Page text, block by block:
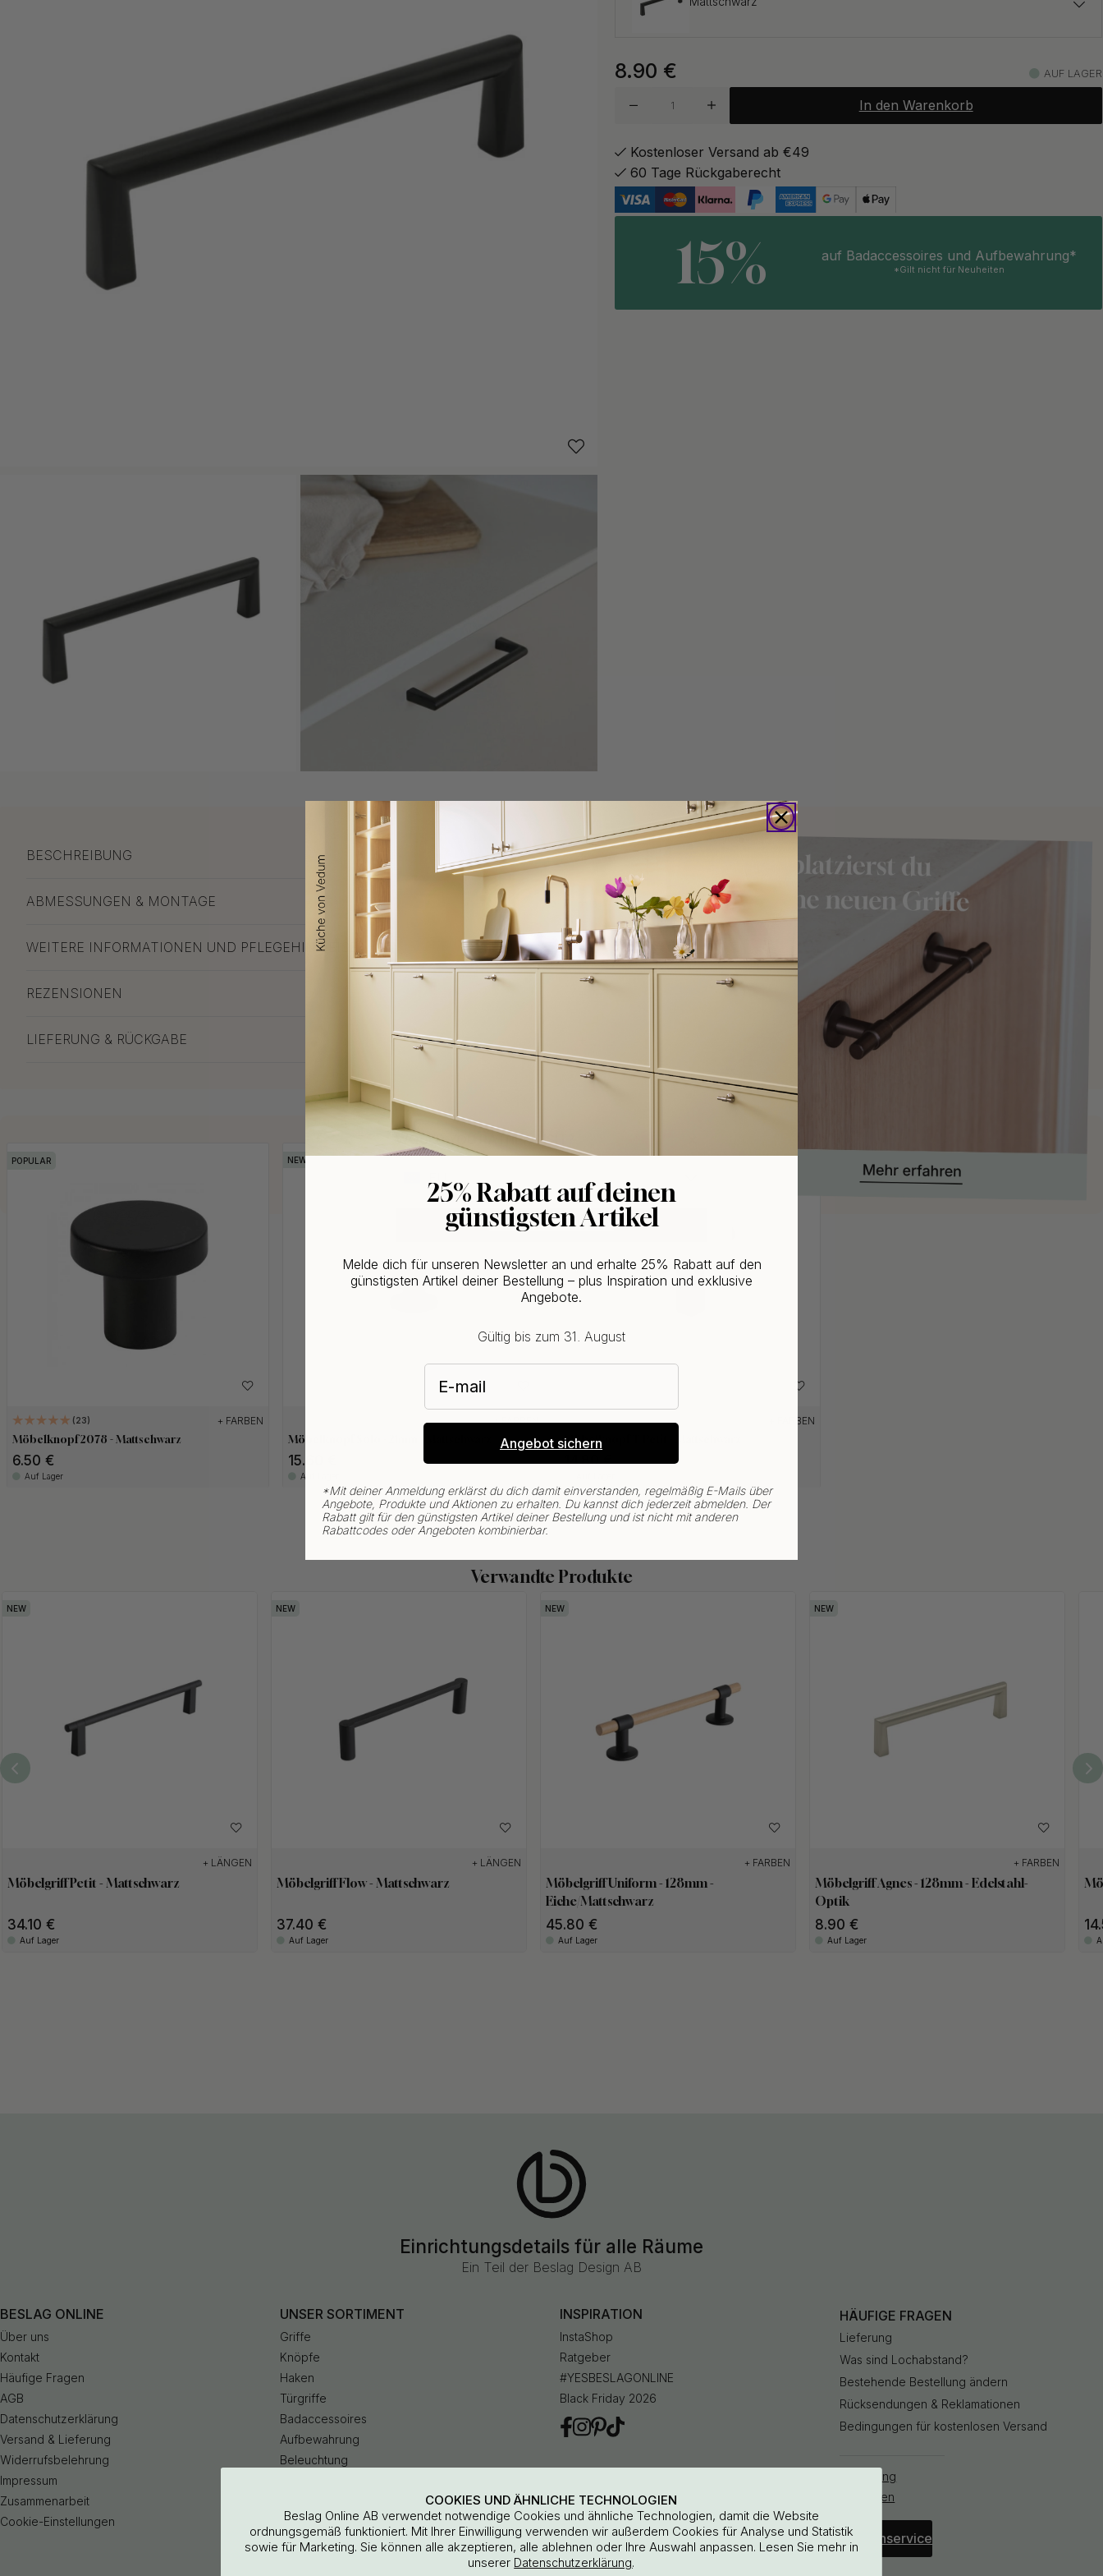
Auf Lager
8.90 € AUF LAGER
In den Warenkorb
Kostenloser Versand ab €49
60 Tage Rückgaberecht
15% auf Badaccessoires und Aufbewahrung*
*Gilt nicht für Neuheiten
BESCHREIBUNG
ABMESSUNGEN & MONTAGE
WEITERE INFORMATIONEN UND PFLEGEHINWEISE
REZENSIONEN
LIEFERUNG & RÜCKGABE
Kaufen Sie zusammen mit
POPULAR
23 + FARBEN
Möbelknopf 2078 - Mattschwarz
6.50 €
Auf Lager
+ FARBEN
Möbelknopf Solo - 21mm - Mattschwarz
15.60 €
Auf Lager
+ FARBEN
Möbelknopf T Petit - Mattschwarz
14.80 €
Verwandte Produkte
+ LÄNGEN
Möbelgriff Petit - Mattschwarz
34.10
Auf Lager
+ LÄNGEN
Möbelgriff Flow - Mattschwarz
37.40
Auf Lager
+ FARBEN
Möbelgriff Uniform - 128mm -
Eiche/Mattschwarz
45.80
Auf Lager
+ FARBEN
Möbelgriff Agnes - 128mm - Edelstahl-
Optik
8.90
Auf Lager
Einrichtungsdetails für alle Räume
Ein Teil der Beslag Design AB
BESLAG ONLINE
Über uns
Kontakt
Häufige Fragen
AGB
Datenschutzerklärung
Versand & Lieferung
Widerrufsbelehrung
Impressum
Zusammenarbeit
Cookie-Einstellungen
UNSER SORTIMENT
Griffe
Knöpfe
Haken
Türgriffe
Badaccessoires
Aufbewahrung
Beleuchtung
INSPIRATION
InstaShop
Ratgeber
#YESBESLAGONLINE
Black Friday 2026
HÄUFIGE FRAGEN
Lieferung
Was sind Lochabstand?
Bestehende Bestellung ändern
Rücksendungen & Reklamationen
Bedingungen für kostenlosen Versand
Bestellung
stornieren
Kundenservice
COOKIES UND ÄHNLICHE TECHNOLOGIEN
Beslag Online AB verwendet notwendige Cookies und ähnliche Technologien, damit die Website
ordnungsgemäß funktioniert. Mit Ihrer Einwilligung verwenden wir außerdem Cookies für Analyse und Statistik
sowie für Marketing. Sie können alle akzeptieren, alle ablehnen oder Ihre Auswahl anpassen. Lesen Sie mehr in
unserer Datenschutzerklärung.
WOULD YOU RATHER VISIT?
EU
CHANGE COUNTRY
25% Rabatt auf deinen
günstigsten Artikel
Melde dich für unseren Newsletter an und erhalte 25% Rabatt auf den
günstigsten Artikel deiner Bestellung – plus Inspiration und exklusive
Angebote.
Gültig bis zum 31. August
E-mail
Angebot sichern
*Mit deiner Anmeldung erklärst du dich damit einverstanden, regelmäßig E-Mails über
Angebote, Produkte und Aktionen zu erhalten. Du kannst dich jederzeit abmelden. Der
Rabatt gilt für den günstigsten Artikel deiner Bestellung und ist nicht mit anderen
Rabattcodes oder Angeboten kombinierbar.